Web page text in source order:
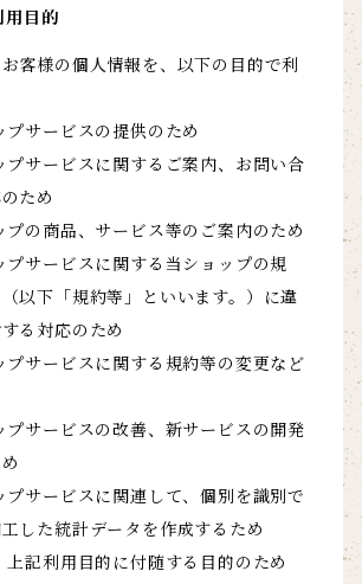
用目的
客様の個人情報を、以下の目的で利
プサービスの提供のため
プサービスに関するご案内、お問い合
ため
プの商品、サービス等のご案内のため
プサービスに関する当ショップの規
以下「規約等」といいます。）に違
る対応のため
プサービスに関する規約等の変更など
プサービスの改善、新サービスの開発
プサービスに関連して、個別を識別で
した統計データを作成するため
上記利用目的に付随する目的のため